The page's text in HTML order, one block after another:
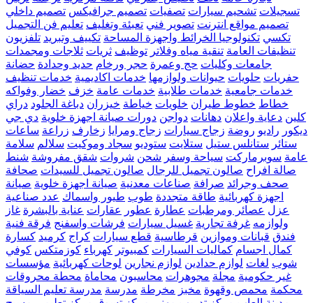
تسجيلات تشحيم سيارات تصفيات تصميم جرافيكس تصميم داخلي
تصميم مواقع انترنت تصوير فني تعبئة وتغليف تعليم فن التجميل
تكسي تكنولوجيا الخرائط واجهزة المساحة تكييف وتبريد تلفزيون
تنظيفات العامة تنقية مياه وفلاتر توظيف ثريات ثلاجات ومجمدات
جامعات وكليات حج وعمرة حجر ورخام حديد وحدادة حضانة
حفريات حلويات حيوانات ولوازمها خدمات اكاديمية خدمات تنظيف
خدمات جامعية خدمات طلابية خدمات عامة خزف خضار وفواكه
خطاط خطوط طيران خلويات خياطة خيزران دباغة الجلود دراي
كلين دعاية واعلان دهانات دواجن دورات صيانة اجهزة خلوية دي جي
ديكور راديو روضة زجاج سيارات زجاج ومرايا زخارف زراعة ساعات
ستائر ستانلس ستيل ستلايت ستوديو سجاد وموكيت سلالم سلامة
عامة سوبرماركت سياحة وسفر شحن شروات شقق مفروشة شنط
صالة افراح صالون تجميل للرجال صالون تجميل للسيدات صحافة
صحف وجرائد صرافة صناعات معدنية صيانة اجهزة خلوية صيانة
اجهزة كهربائية طاقة متجددة طوب طيور واسماك عدد صناعية
عزل عصائر ومرطبات عطارة عطور عقارات عناية بالبشرة غاز
ولوازمه غرفة تجارية غسيل سيارات فرشات واسفنج فرقة فنية
فندق قبانات وموازين قرطاسية قطع سيارات كراج كرميد كسارة
كمال اجسام كماليات السيارات كمبيوتر كهرباء كوزمتكس كوفي
شوب لغات لوازم حدادين لوازم نجارين لوحات كهربائية مؤسسات
غير حكومية مجلة مجوهرات محاسبون محاماة محطة محروقات
محكمة محمص وقهوة مخبز مخرطة مدرسة مدرسة تعليم السياقة